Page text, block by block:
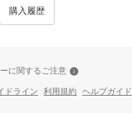
購入履歴
に関するご注意
ドライン 利用規約 ヘルプガイド